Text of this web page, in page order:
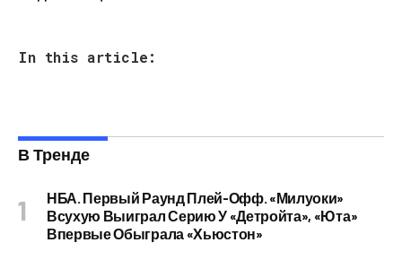
In this article:
В Тренде
НБА. Первый Раунд Плей-Офф. «Милуоки»
Всухую Выиграл Серию У «Детройта», «Юта»
Впервые Обыграла «Хьюстон»